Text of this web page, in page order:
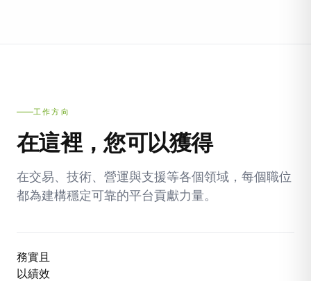
工作方向
在這裡，您可以獲得
在交易、技術、營運與支援等各個領域，每個職位
都為建構穩定可靠的平台貢獻力量。
務實且
以績效